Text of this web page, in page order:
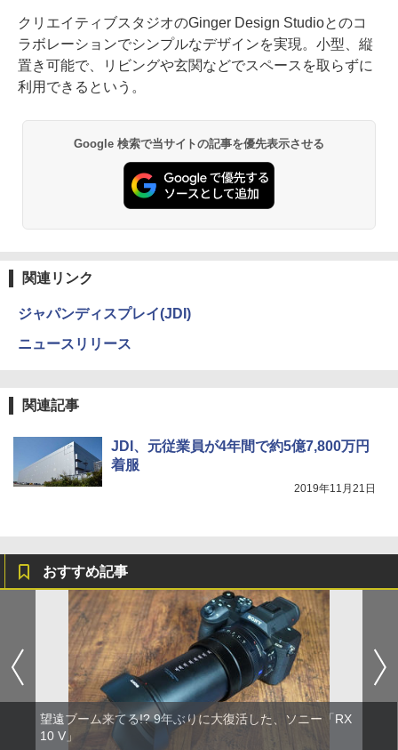
クリエイティブスタジオのGinger Design Studioとのコ
ラボレーションでシンプルなデザインを実現。小型、縦
置き可能で、リビングや玄関などでスペースを取らずに
利用できるという。
Google 検索で当サイトの記事を優先表示させる
関連リンク
ジャパンディスプレイ(JDI)
ニュースリリース
関連記事
JDI、元従業員が4年間で約5億7,800万円
着服
2019年11月21日
おすすめ記事
望遠ブーム来てる!? 9年ぶりに大復活した、ソニー「RX
10 V」